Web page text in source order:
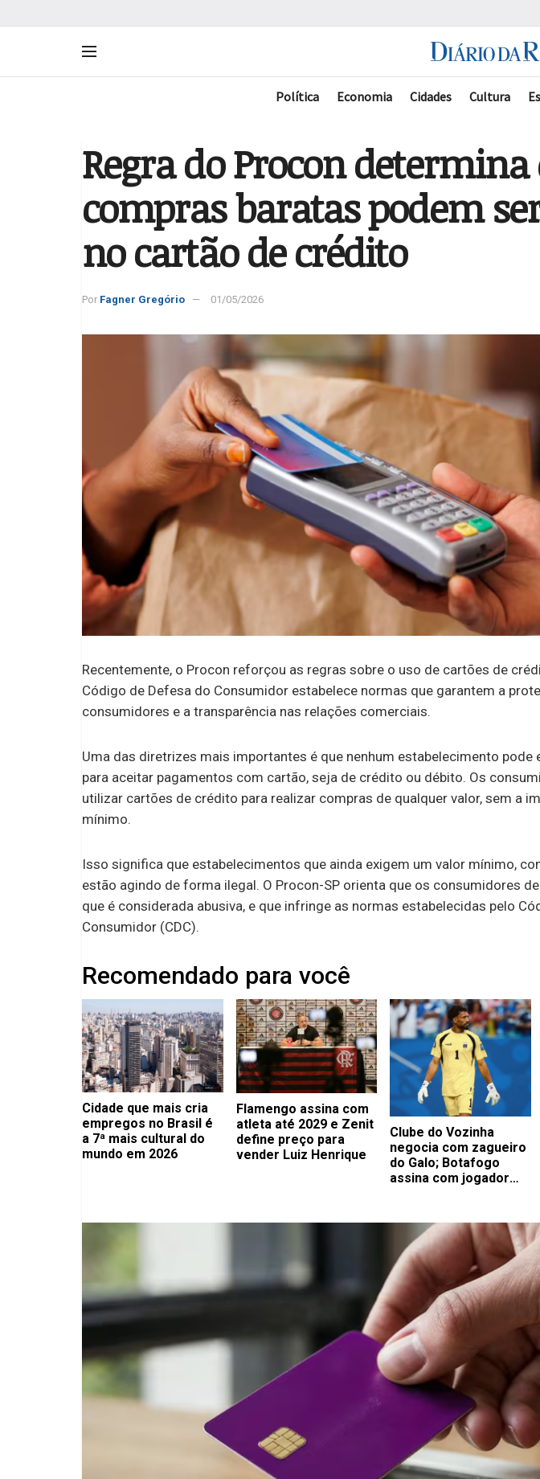
Política Economia Cidades Cultura
Regra do Procon determina
compras baratas podem
no cartão de crédito
Por Fagner Gregório 01/05/2026
Recentemente, o Procon reforçou as regras sobre o uso de cartões de
Código de Defesa do Consumidor estabelece normas que garantem a
consumidores e a transparência nas relações comerciais.
Uma das diretrizes mais importantes é que nenhum estabelecimento pode
para aceitar pagamentos com cartão, seja de crédito ou débito. Os
utilizar cartões de crédito para realizar compras de qualquer valor, sem a
mínimo.
Isso significa que estabelecimentos que ainda exigem um valor mínimo,
estão agindo de forma ilegal. O Procon-SP orienta que os consumidores
que é considerada abusiva, e que infringe as normas estabelecidas pelo
Consumidor (CDC).
Recomendado para você
Cidade que mais cria
empregos no Brasil é
a 7ª mais cultural do
mundo em 2026
Flamengo assina com
atleta até 2029 e Zenit
define preço para
vender Luiz Henrique
Clube do Vozinha
negocia com zagueiro
do Galo; Botafogo
assina com jogador